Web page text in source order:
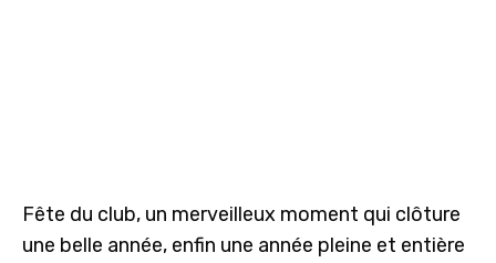
Fête du club, un merveilleux moment qui clôture
une belle année, enfin une année pleine et entière